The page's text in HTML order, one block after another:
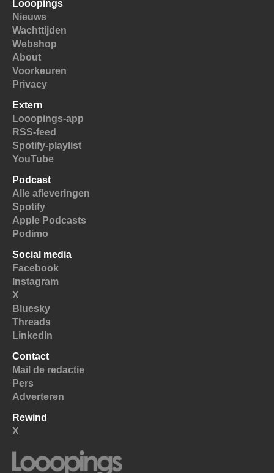
Looopings
Nieuws
Wachttijden
Webshop
About
Voorkeuren
Privacy
Extern
Looopings-app
RSS-feed
Spotify-playlist
YouTube
Podcast
Alle afleveringen
Spotify
Apple Podcasts
Podimo
Social media
Facebook
Instagram
X
Bluesky
Threads
LinkedIn
Contact
Mail de redactie
Pers
Adverteren
Rewind
X